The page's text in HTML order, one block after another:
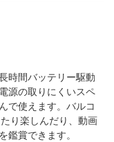
時間バッテリー駆動
源の取りにくいスペ
で使えます。バルコ
り楽しんだり、動画
鑑賞できます。